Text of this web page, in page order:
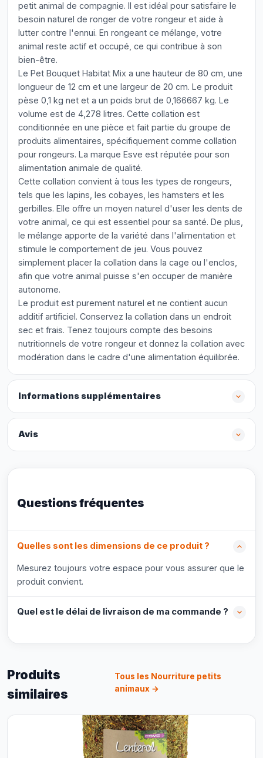
petit animal de compagnie. Il est idéal pour satisfaire le
besoin naturel de ronger de votre rongeur et aide à
lutter contre l'ennui. En rongeant ce mélange, votre
animal reste actif et occupé, ce qui contribue à son
bien-être.
Le Pet Bouquet Habitat Mix a une hauteur de 80 cm, une
longueur de 12 cm et une largeur de 20 cm. Le produit
pèse 0,1 kg net et a un poids brut de 0,166667 kg. Le
volume est de 4,278 litres. Cette collation est
conditionnée en une pièce et fait partie du groupe de
produits alimentaires, spécifiquement comme collation
pour rongeurs. La marque Esve est réputée pour son
alimentation animale de qualité.
Cette collation convient à tous les types de rongeurs,
tels que les lapins, les cobayes, les hamsters et les
gerbilles. Elle offre un moyen naturel d'user les dents de
votre animal, ce qui est essentiel pour sa santé. De plus,
le mélange apporte de la variété dans l'alimentation et
stimule le comportement de jeu. Vous pouvez
simplement placer la collation dans la cage ou l'enclos,
afin que votre animal puisse s'en occuper de manière
autonome.
Le produit est purement naturel et ne contient aucun
additif artificiel. Conservez la collation dans un endroit
sec et frais. Tenez toujours compte des besoins
nutritionnels de votre rongeur et donnez la collation avec
modération dans le cadre d'une alimentation équilibrée.
Informations supplémentaires
Avis
Questions fréquentes
Quelles sont les dimensions de ce produit ?
Mesurez toujours votre espace pour vous assurer que le
produit convient.
Quel est le délai de livraison de ma commande ?
Produits
similaires
Tous les Nourriture petits
animaux →